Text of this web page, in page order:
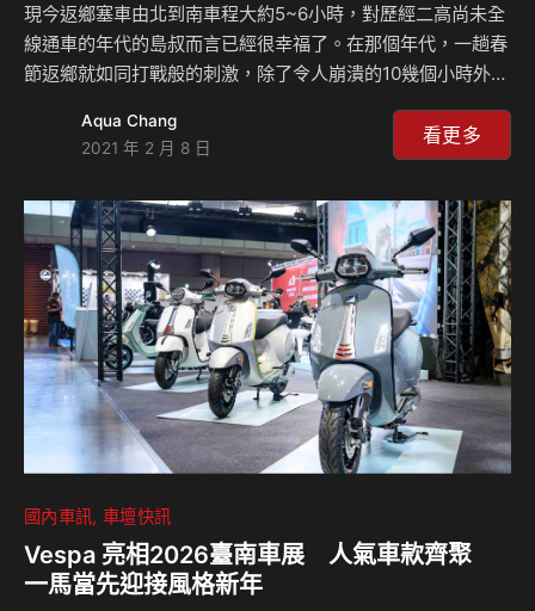
現今返鄉塞車由北到南車程大約5~6小時，對歷經二高尚未全
線通車的年代的島叔而言已經很幸福了。在那個年代，一趟春
節返鄉就如同打戰般的刺激，除了令人崩潰的10幾個小時外，
放”前，最好先抓點乾草、抛向空中測一下風向，以免………
Aqua Chang
2021 年 2 月 8 日
看更多
國內車訊 車壇快訊
Vespa 亮相2026臺南車展 人氣車款齊聚
一馬當先迎接風格新年